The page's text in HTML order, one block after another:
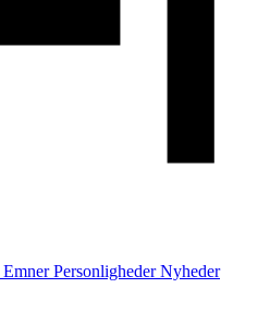
Emner Personligheder Nyheder